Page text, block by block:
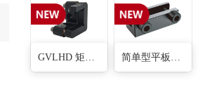
GVLHD 矩形光学元件调整架(3种) 简单型平板固定架(2种)